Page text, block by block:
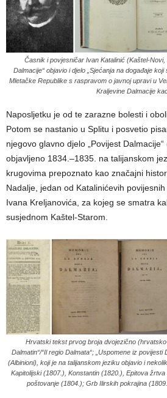
Časnik i povjesničar Ivan Katalinić (Kaštel-
Dalmacije“ objavio i djelo „Sjećanja na događaje
Mletačke Republike s raspravom o javnoj upravi u
Kraljevine Dalmacije
Naposljetku je od te zarazne bolesti i
Potom se nastanio u Splitu i posvetio
njegovo glavno djelo „Povijest Dalmacije“
objavljeno 1834.–1835. na talijanskom
krugovima prepoznato kao značajni
Nadalje, jedan od Katalinićevih
Ivana Kreljanovića, za kojeg se smatra
susjednom Kaštel-Starom.
Hrvatski tekst prvog broja dvojezično
Dalmatin“/“Il regio Dalmata“; „Uspomene iz
(Albinioni), koji je na talijanskom jeziku objavio i
Kapitolijski (1807.), Konstantin (1820.), Epitova
poštovanje (1804.); Grb Ilirskih pokrajina